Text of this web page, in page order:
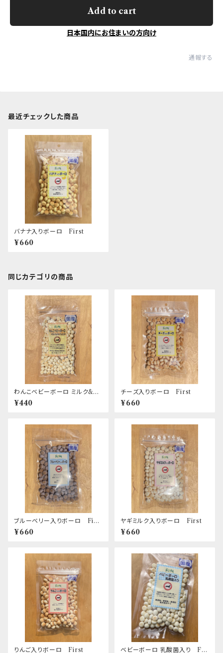
Add to cart
日本国内にお住まいの方向け
通報する
最近チェックした商品
バナナ入りボーロ First
¥660
同じカテゴリの商品
わんこベビーボーロ ミルク&カ
ルシウム入り First
¥440
チーズ入りボーロ First
¥660
ブルーベリー入りボーロ Firs
t
¥660
ヤギミルク入りボーロ First
¥660
りんご入りボーロ First ベビーボーロ 乳酸菌入り Fir